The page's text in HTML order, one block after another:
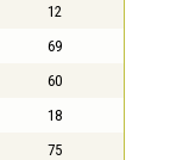
12
69
60
18
75